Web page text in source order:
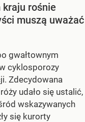
rośnie
muszą uważać
gwałtownym
cyklosporozy
Zdecydowana
udało się ustalić,
wskazywanych
się kurorty